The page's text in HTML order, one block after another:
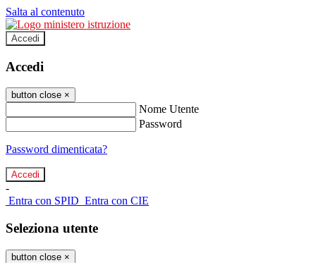
Salta al contenuto
Accedi
Accedi
button close ×
Nome Utente
Password
Password dimenticata?
-
Entra con SPID Entra con CIE
Seleziona utente
button close ×